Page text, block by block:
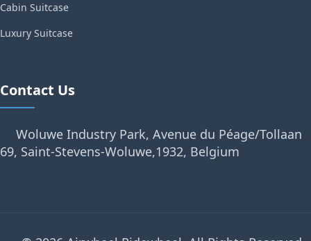
Cabin Suitcase
Luxury Suitcase
Contact Us
Woluwe Industry Park, Avenue du Péage/Tollaan
69, Saint-Stevens-Woluwe,1932, Belgium